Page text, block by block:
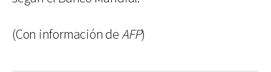
(Con información deAFP)